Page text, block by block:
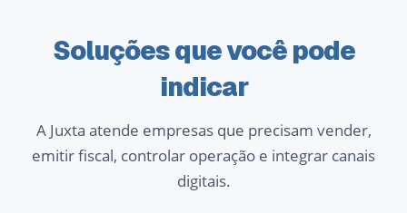
Soluções que você pode
indicar
A Juxta atende empresas que precisam vender,
emitir fiscal, controlar operação e integrar canais
digitais.